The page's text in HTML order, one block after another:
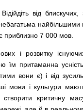
від блискучих,
найбільшими
приблизно 7 000 мов.
і розвитку
їм притаманна усність,
вони є) і від зусиль,
мови і культури
критичну